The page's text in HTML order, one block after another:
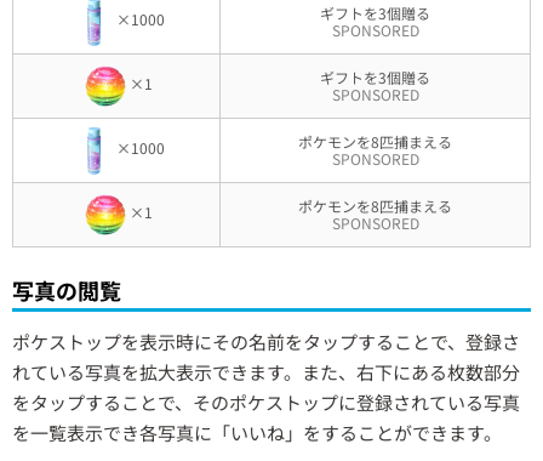
×1000
ギフトを3個贈る
SPONSORED
×1
ギフトを3個贈る
SPONSORED
×1000
ポケモンを8匹捕まえる
SPONSORED
×1
ポケモンを8匹捕まえる
SPONSORED
写真の閲覧
ポケストップを表示時にその名前をタップすることで、登録さ
れている写真を拡大表示できます。また、右下にある枚数部分
をタップすることで、そのポケストップに登録されている写真
を一覧表示でき各写真に「いいね」をすることができます。